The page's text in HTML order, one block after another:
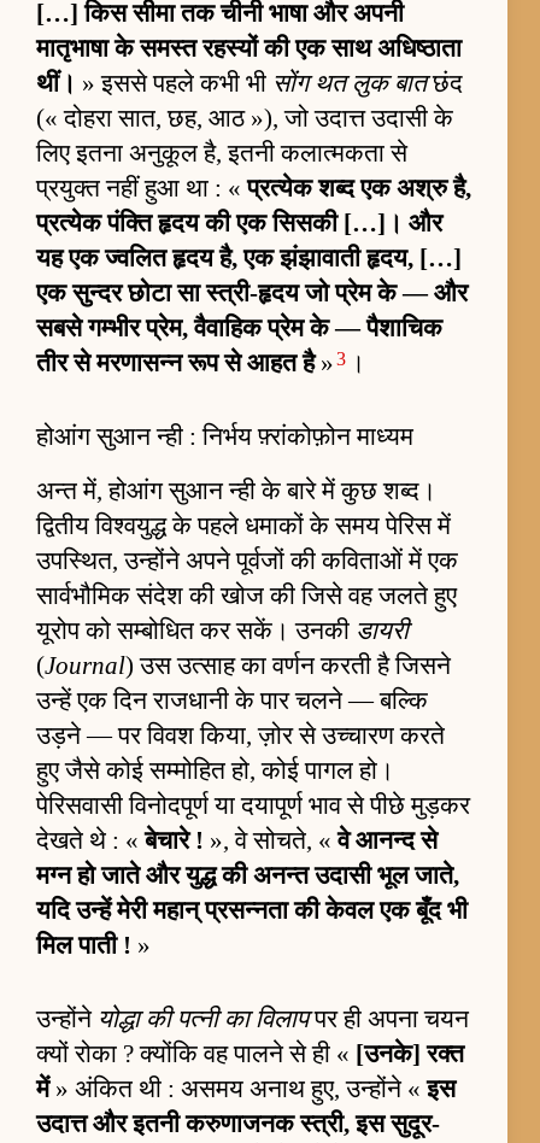
[…] किस सीमा तक चीनी भाषा और अपनी
मातृभाषा के समस्त रहस्यों की एक साथ अधिष्ठाता
थीं। » इससे पहले कभी भी सोंग थत लुक बातछंद
(« दोहरा सात, छह, आठ »), जो उदात्त उदासी के
लिए इतना अनुकूल है, इतनी कलात्मकता से
प्रयुक्त नहीं हुआ था : «प्रत्येक शब्द एक अश्रु है,
प्रत्येक पंक्ति हृदय की एक सिसकी […]। और
यह एक ज्वलित हृदय है, एक झंझावाती हृदय, […]
एक सुन्दर छोटा सा स्त्री-हृदय जो प्रेम के — और
सबसे गम्भीर प्रेम, वैवाहिक प्रेम के — पैशाचिक
तीर से मरणासन्न रूप से आहत है»3 ।
होआंग सुआन न्ही : निर्भय फ़्रांकोफ़ोन माध्यम
अन्त में, होआंग सुआन न्ही के बारे में कुछ शब्द।
द्वितीय विश्वयुद्ध के पहले धमाकों के समय पेरिस में
उपस्थित, उन्होंने अपने पूर्वजों की कविताओं में एक
सार्वभौमिक संदेश की खोज की जिसे वह जलते हुए
यूरोप को सम्बोधित कर सकें। उनकी डायरी
(Journal) उस उत्साह का वर्णन करती है जिसने
उन्हें एक दिन राजधानी के पार चलने — बल्कि
उड़ने — पर विवश किया, ज़ोर से उच्चारण करते
हुए जैसे कोई सम्मोहित हो, कोई पागल हो।
पेरिसवासी विनोदपूर्ण या दयापूर्ण भाव से पीछे मुड़कर
देखते थे : «बेचारे ! », वे सोचते, «वे आनन्द से
मग्न हो जाते और युद्ध की अनन्त उदासी भूल जाते,
यदि उन्हें मेरी महान् प्रसन्नता की केवल एक बूँद भी
मिल पाती ! »
उन्होंने योद्धा की पत्नी का विलापपर ही अपना चयन
क्यों रोका ? क्योंकि वह पालने से ही « [उनके] रक्त
में» अंकित थी : असमय अनाथ हुए, उन्होंने «इस
उदात्त और इतनी करुणाजनक स्त्री, इस सुदूर-